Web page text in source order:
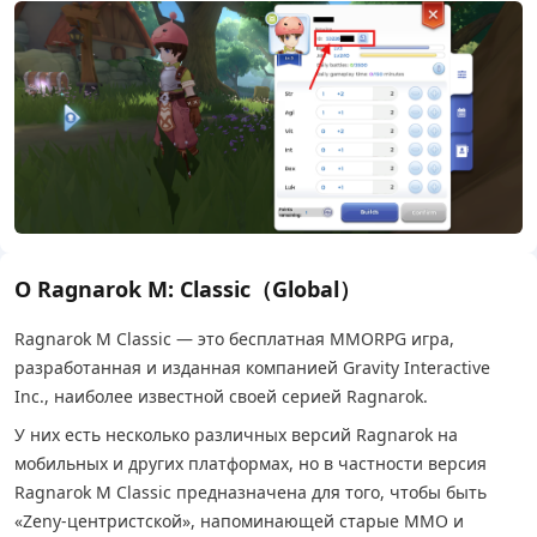
О Ragnarok M: Classic（Global）
Ragnarok M Classic — это бесплатная MMORPG игра,
разработанная и изданная компанией Gravity Interactive
Inc., наиболее известной своей серией Ragnarok.
У них есть несколько различных версий Ragnarok на
мобильных и других платформах, но в частности версия
Ragnarok M Classic предназначена для того, чтобы быть
«Zeny-центристской», напоминающей старые MMO и